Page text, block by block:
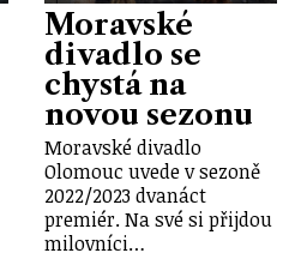
Moravské
divadlo se
chystá na
novou sezonu
Moravské divadlo
Olomouc uvede v sezoně
2022/2023 dvanáct
premiér. Na své si přijdou
milovníci…